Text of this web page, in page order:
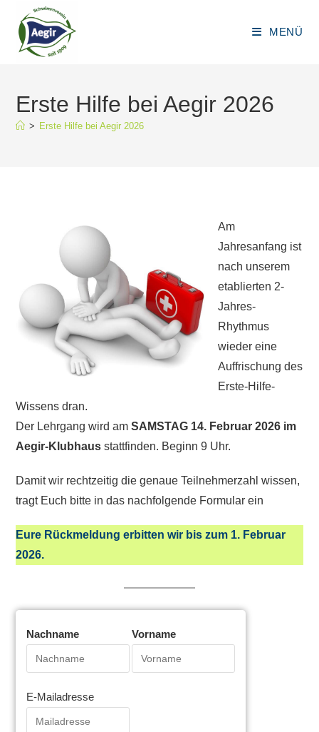
Inhalt
springen
MENÜ
Erste Hilfe bei Aegir 2026
> Erste Hilfe bei Aegir 2026
Am
Jahresanfang ist
nach unserem
etablierten 2-
Jahres-
Rhythmus
wieder eine
Auffrischung des
Erste-Hilfe-
Wissens dran.
Der Lehrgang wird amSAMSTAG 14. Februar 2026 im
Aegir-Klubhausstattfinden. Beginn 9 Uhr.
Damit wir rechtzeitig die genaue Teilnehmerzahl wissen,
tragt Euch bitte in das nachfolgende Formular ein
Eure Rückmeldung erbitten wir bis zum 1. Februar
2026.
Nachname Vorname
E-Mailadresse